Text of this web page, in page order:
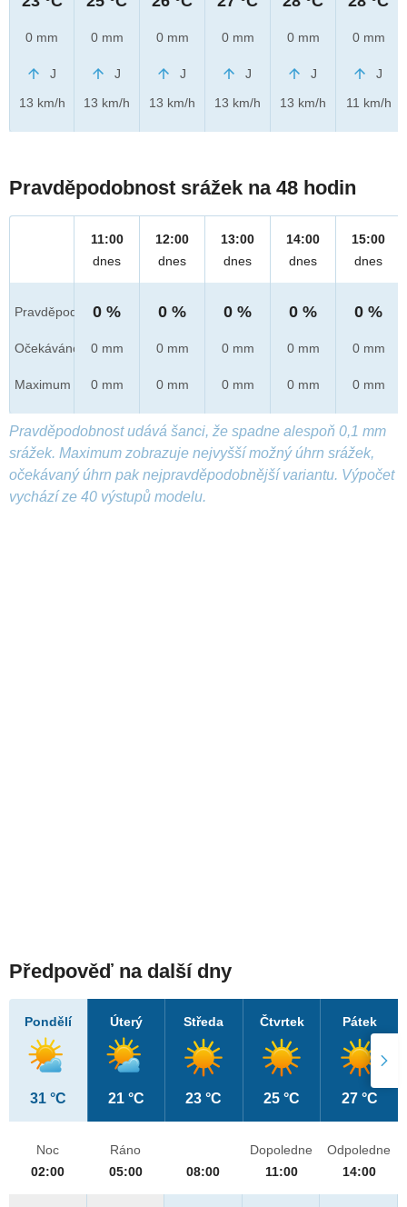
0 mm
J
13 km/h
0 mm
J
13 km/h
0 mm
J
13 km/h
0 mm
J
13 km/h
0 mm
J
13 km/h
0 mm
J
11 km/h
Pravděpodobnost srážek na 48 hodin
Pravděpod.
Očekáváno
Maximum
11:00
dnes
0 %
0 mm
0 mm
12:00
dnes
0 %
0 mm
0 mm
13:00
dnes
0 %
0 mm
0 mm
14:00
dnes
0 %
0 mm
0 mm
15:00
dnes
0 %
0 mm
0 mm
Pravděpodobnost udává šanci, že spadne alespoň 0,1 mm
srážek. Maximum zobrazuje nejvyšší možný úhrn srážek,
očekávaný úhrn pak nejpravděpodobnější variantu. Výpočet
vychází ze 40 výstupů modelu.
Předpověď na další dny
Pondělí
31 °C
Úterý
21 °C
Středa
23 °C
Čtvrtek
25 °C
Pátek
27 °C
Noc
02:00
Ráno
05:00
08:00
Dopoledne
11:00
Odpoledne
14:00